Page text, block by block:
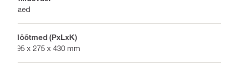
Saed
Mõõtmed (PxLxK)
595 x 275 x 430 mm